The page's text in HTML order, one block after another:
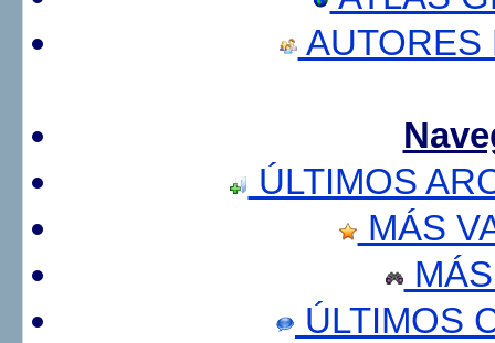
AUTORES
ÚLTIMOS
MÁS
ÚLTIMOS